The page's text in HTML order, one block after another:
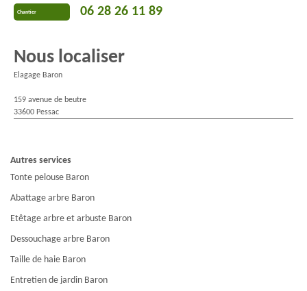
Chantier 06 28 26 11 89
Nous localiser
Elagage Baron
159 avenue de beutre
33600 Pessac
Autres services
Tonte pelouse Baron
Abattage arbre Baron
Etêtage arbre et arbuste Baron
Dessouchage arbre Baron
Taille de haie Baron
Entretien de jardin Baron